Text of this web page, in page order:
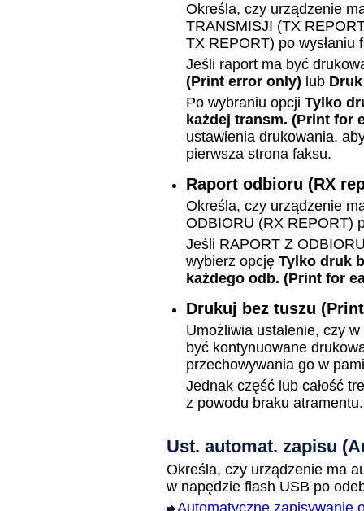
Określa, czy urządzenie
TRANSMISJI (TX
TX REPORT) po wysłaniu
Jeśli raport ma być
(Print error only) lub
Po wybraniu opcji Tylko
każdej transm. (Print for
ustawienia drukowania,
pierwsza strona faksu.
Raport odbioru (RX
Określa, czy urządzenie
ODBIORU (RX REPORT)
Jeśli RAPORT Z
wybierz opcję Tylko druk
każdego odb. (Print for
Drukuj bez tuszu
Umożliwia ustalenie, czy
być kontynuowane
przechowywania go w
Jednak część lub całość
z powodu braku atramentu.
Ust. automat. zapisu
Określa, czy urządzenie ma
w napędzie flash USB po
Automatyczne zapisywanie